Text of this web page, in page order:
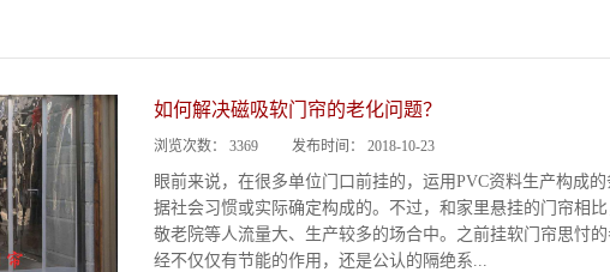
如何解决磁吸软门帘的老化问题？
浏览次数： 3369 发布时间： 2018-10-23
眼前来说，在很多单位门口前挂的，运用PVC资料生产构成
据社会习惯或实际确定构成的。不过，和家里悬挂的门帘相
敬老院等人流量大、生产较多的场合中。之前挂软门帘思忖
经不仅仅有节能的作用，还是公认的隔绝系...